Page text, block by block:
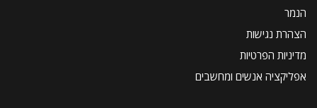
הנמר
הצהרת נגישות
מדיניות הפרטיות
אפליקציה אנשים ומחשבים